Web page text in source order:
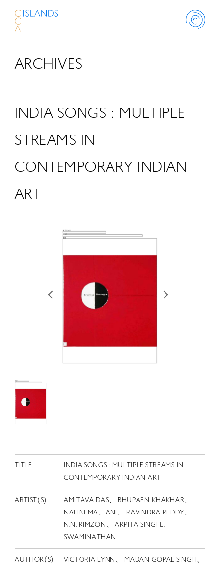
ABOUT
LIBRARY
SCHOLARSHIP
RETRACE
ARCHIVES
INDIA SONGS : MULTIPLE
STREAMS IN
CONTEMPORARY INDIAN
ART
TITLE
INDIA SONGS : MULTIPLE STREAMS IN
CONTEMPORARY INDIAN ART
ARTIST(S)
AMITAVA DAS、 BHUPAEN KHAKHAR、
NALINI MA、ANI、 RAVINDRA REDDY、
N.N. RIMZON、 ARPITA SINGHJ.
SWAMINATHAN
AUTHOR(S)
VICTORIA LYNN、 MADAN GOPAL SINGH、